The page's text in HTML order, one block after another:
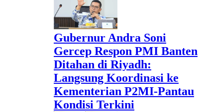
Gubernur Andra Soni
Gercep Respon PMI Banten
Ditahan di Riyadh:
Langsung Koordinasi ke
Kementerian P2MI-Pantau
Kondisi Terkini